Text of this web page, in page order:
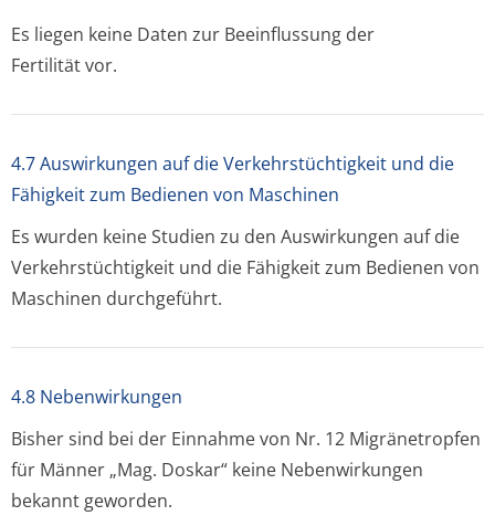
Es liegen keine Daten zur Beeinflussung der
Fertilität vor.
4.7 Auswirkungen auf die Verkehrstüchtigkeit und die
Fähigkeit zum Bedienen von Maschinen
Es wurden keine Studien zu den Auswirkungen auf die
Verkehrstüchtigkeit und die Fähigkeit zum Bedienen von
Maschinen durchgeführt.
4.8 Nebenwirkungen
Bisher sind bei der Einnahme von Nr. 12 Migränetropfen
für Männer „Mag. Doskar“ keine Nebenwirkungen
bekannt geworden.